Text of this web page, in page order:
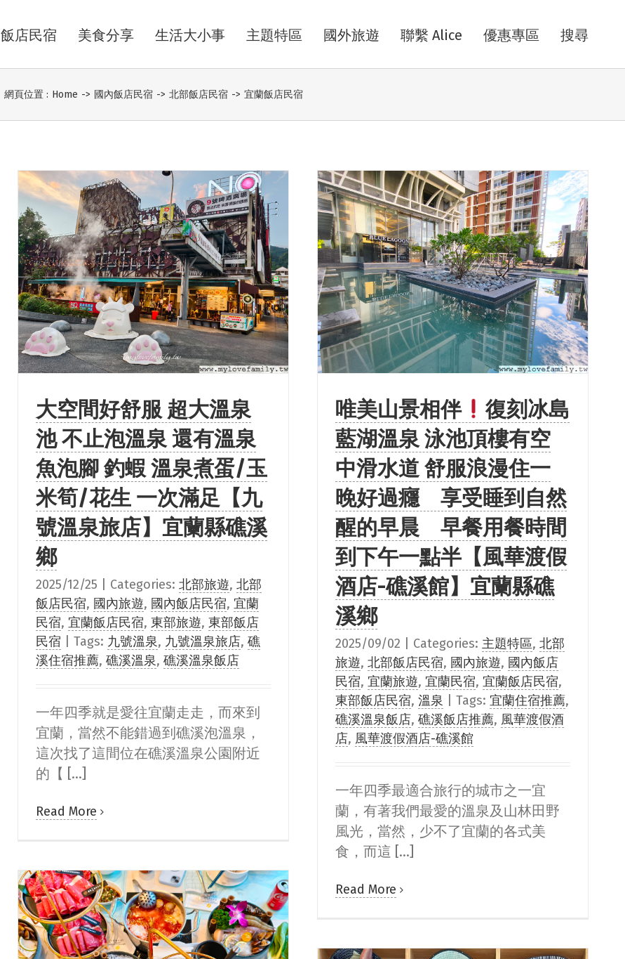
飯店民宿 美食分享 生活大小事 主題特區 國外旅遊 聯繫 Alice 優惠專區 搜尋
網頁位置 : Home -> 國內飯店民宿 -> 北部飯店民宿 -> 宜蘭飯店民宿
大空間好舒服 超大溫泉
池 不止泡溫泉 還有溫泉
魚泡腳 釣蝦 溫泉煮蛋/玉
米筍/花生 一次滿足【九
號溫泉旅店】宜蘭縣礁溪
鄉
2025/12/25 Categories: 北部旅遊, 北部
飯店民宿, 國內旅遊, 國內飯店民宿, 宜蘭
民宿, 宜蘭飯店民宿, 東部旅遊, 東部飯店
民宿
Tags: 九號溫泉, 九號溫泉旅店, 礁
溪住宿推薦, 礁溪溫泉, 礁溪溫泉飯店
一年四季就是愛往宜蘭走走，而來到
宜蘭，當然不能錯過到礁溪泡溫泉，
這次找了這間位在礁溪溫泉公園附近
的【 [...]
Read More
唯美山景相伴
復刻冰島
藍湖溫泉 泳池頂樓有空
中滑水道 舒服浪漫住一
晚好過癮 享受睡到自然
醒的早晨 早餐用餐時間
到下午一點半【風華渡假
酒店-礁溪館】宜蘭縣礁
溪鄉
2025/09/02 Categories: 主題特區, 北部
旅遊, 北部飯店民宿, 國內旅遊, 國內飯店
民宿, 宜蘭旅遊, 宜蘭民宿, 宜蘭飯店民宿,
東部飯店民宿, 溫泉 Tags: 宜蘭住宿推薦,
礁溪溫泉飯店, 礁溪飯店推薦, 風華渡假酒
店, 風華渡假酒店-礁溪館
一年四季最適合旅行的城市之一宜
蘭，有著我們最愛的溫泉及山林田野
風光，當然，少不了宜蘭的各式美
食，而這 [...]
Read More